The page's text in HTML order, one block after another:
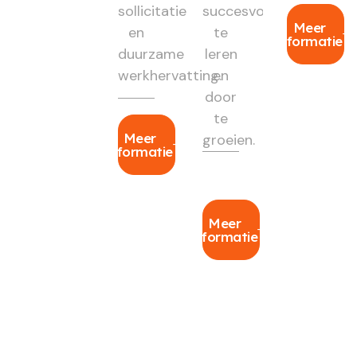
sollicitatie
en
duurzame
werkhervatting.
Meer
informatie
succesvol
te
leren
en
door
te
groeien.
Meer
informatie
Meer
informatie